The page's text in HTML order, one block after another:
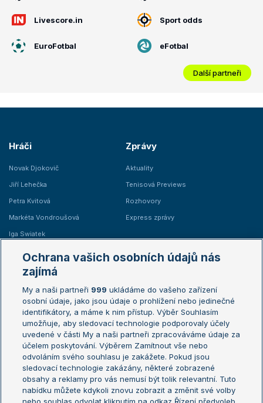
Livescore.in Sport odds
EuroFotbal eFotbal
Další partneři
Hráči
Novak Djokovič
Jiří Lehečka
Petra Kvitová
Markéta Vondroušová
Iga Swiatek
Zprávy
Aktuality
Tenisová Previews
Rozhovory
Express zprávy
Žebříčky
Žebříček ATP (muži)
Žebříček WTA (ženy)
Sázkařský žebříček
Australian Open
French Open
Wimbledon
US Open
Turnaj mistrů
Turnaj mistryň
Aktualní trendy
Ochrana vašich osobních údajů nás
zajímá
My a naši partneři 999 ukládáme do vašeho zařízení
osobní údaje, jako jsou údaje o prohlížení nebo jedinečné
identifikátory, a máme k nim přístup. Výběr Souhlasím
umožňuje, aby sledovací technologie podporovaly účely
uvedené v části My a naši partneři zpracováváme údaje za
účelem poskytování. Výběrem Zamítnout vše nebo
odvoláním svého souhlasu je zakážete. Pokud jsou
sledovací technologie zakázány, některé zobrazené
obsahy a reklamy pro vás nemusí být tolik relevantní. Tuto
nabídku můžete kdykoli znovu zobrazit a změnit své volby